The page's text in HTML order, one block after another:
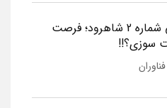
شهرک صنعتی شماره 2 شاهرود؛ فرصت
سوزی؟!!